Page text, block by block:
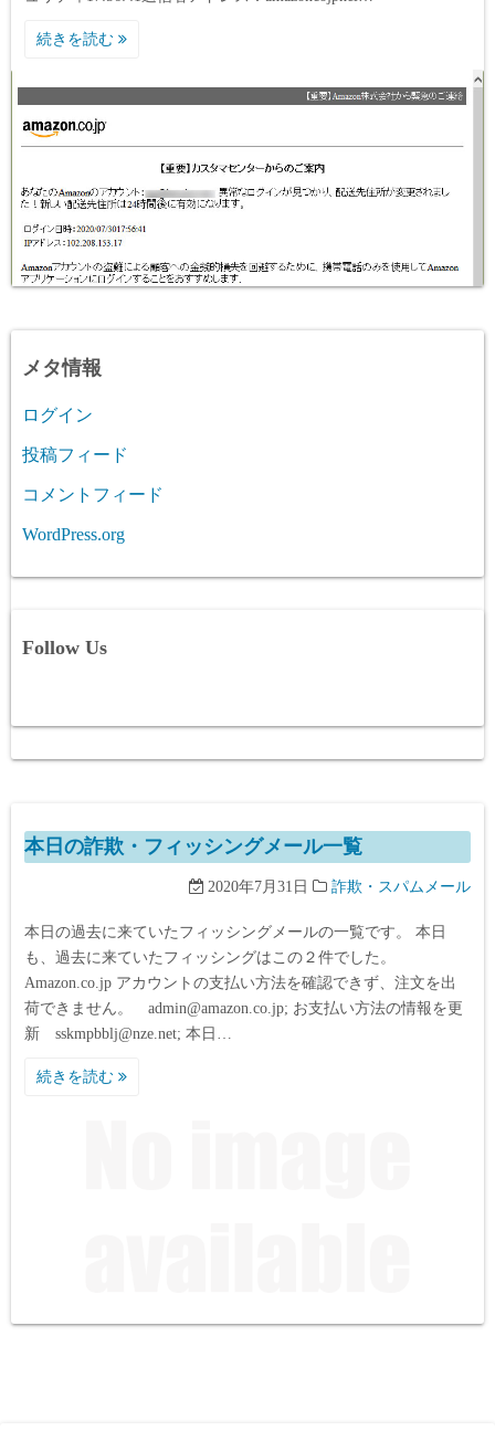
続きを読む
メタ情報
ログイン
投稿フィード
コメントフィード
WordPress.org
Follow Us
本日の詐欺・フィッシングメール一覧
2020年7月31日 詐欺・スパムメール
本日の過去に来ていたフィッシングメールの一覧です。 本日
も、過去に来ていたフィッシングはこの２件でした。
Amazon.co.jp アカウントの支払い方法を確認できず、注文を出
荷できません。 admin@amazon.co.jp; お支払い方法の情報を更
新 sskmpbblj@nze.net; 本日…
続きを読む